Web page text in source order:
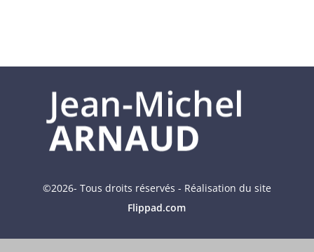
©2026- Tous droits réservés - Réalisation du site
Flippad.com